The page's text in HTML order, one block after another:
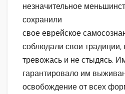
незначительное
сохранили
свое еврейское
соблюдали свои традиции,
тревожась и не стыдясь.
гарантировало им
освобождение от всех